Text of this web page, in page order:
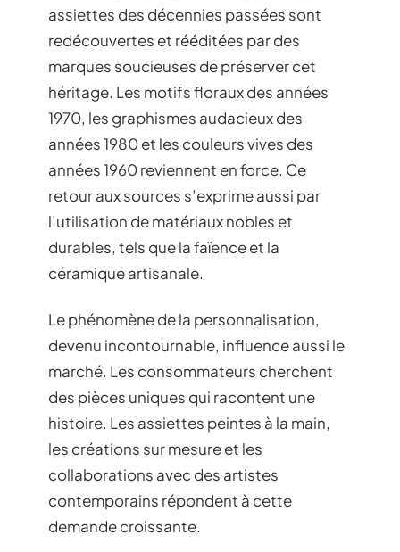
assiettes des décennies passées sont
redécouvertes et rééditées par des
marques soucieuses de préserver cet
héritage. Les motifs floraux des années
1970, les graphismes audacieux des
années 1980 et les couleurs vives des
années 1960 reviennent en force. Ce
retour aux sources s’exprime aussi par
l’utilisation de matériaux nobles et
durables, tels que la faïence et la
céramique artisanale.
Le phénomène de la personnalisation,
devenu incontournable, influence aussi le
marché. Les consommateurs cherchent
des pièces uniques qui racontent une
histoire. Les assiettes peintes à la main,
les créations sur mesure et les
collaborations avec des artistes
contemporains répondent à cette
demande croissante.